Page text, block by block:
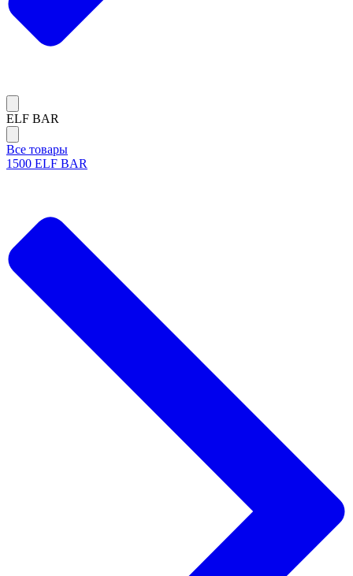
ELF BAR
Все товары
1500 ELF BAR